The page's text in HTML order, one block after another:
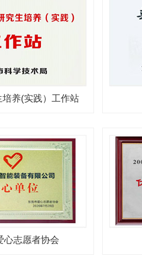
养(实践）工作站
心志愿者协会